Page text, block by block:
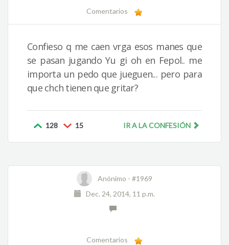
Comentarios
Confieso q me caen vrga esos manes que
se pasan jugando Yu gi oh en Fepol.. me
importa un pedo que jueguen... pero para
que chch tienen que gritar?
128 15 IR A LA CONFESIÓN
Anónimo - #1969
Dec. 24, 2014, 11 p.m.
Comentarios